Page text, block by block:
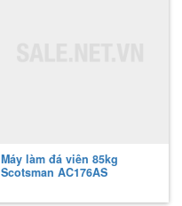
Máy làm đá viên 85kg
Scotsman AC176AS